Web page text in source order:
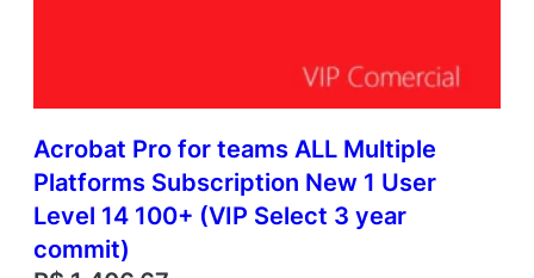
Acrobat Pro for teams ALL Multiple
Platforms Subscription New 1 User
Level 14 100+ (VIP Select 3 year
commit)